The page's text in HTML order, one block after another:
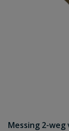
Messing 2-